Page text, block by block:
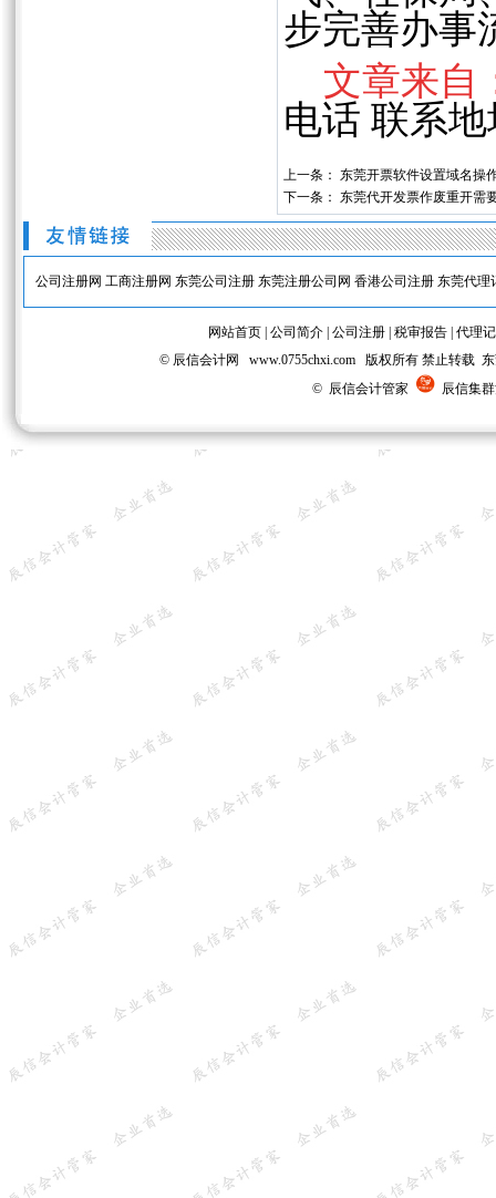
步完善办事
文章来自
电话 联系地
上一条： 东莞开票软件设置域名操
下一条： 东莞代开发票作废重开需
公司注册网 工商注册网 东莞公司注册 东莞注册公司网 香港公司注册 东莞代理
网站首页 公司简介 公司注册 税审报告 代理
© 辰信会计网 www.0755chxi.com 版权所有 禁止转载
© 辰信会计管家
辰信集